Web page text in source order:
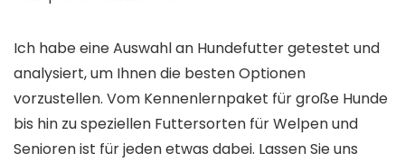
Ich habe eine Auswahl an Hundefutter getestet und
analysiert, um Ihnen die besten Optionen
vorzustellen. Vom Kennenlernpaket für große Hunde
bis hin zu speziellen Futtersorten für Welpen und
Senioren ist für jeden etwas dabei. Lassen Sie uns